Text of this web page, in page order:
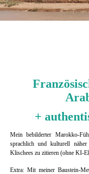
+
Mein bebilderter Marokko-
sprachlich und kulturell
Klischees zu zitieren
Extra: Mit meiner Baustein-